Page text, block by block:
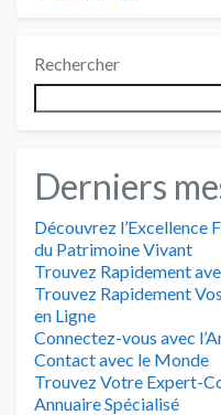
Rechercher
Derniers
Découvrez l’Excellence
du Patrimoine Vivant
Trouvez Rapidement
Trouvez Rapidement
en Ligne
Connectez-vous avec
Contact avec le Monde
Trouvez Votre Expert-
Annuaire Spécialisé